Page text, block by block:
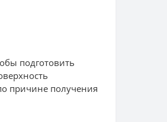
подготовить
причине получения